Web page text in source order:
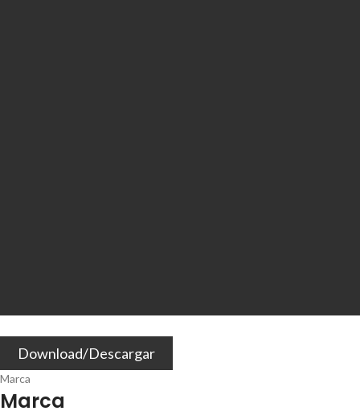
Download/Descargar
Marca
Marca